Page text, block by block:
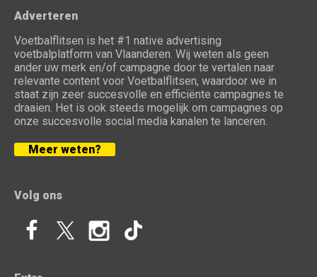
Adverteren
Voetbalflitsen is het #1 native advertising
voetbalplatform van Vlaanderen. Wij weten als geen
ander uw merk en/of campagne door te vertalen naar
relevante content voor Voetbalflitsen, waardoor we in
staat zijn zeer succesvolle en efficiënte campagnes te
draaien. Het is ook steeds mogelijk om campagnes op
onze succesvolle social media kanalen te lanceren.
Meer weten?
Volg ons